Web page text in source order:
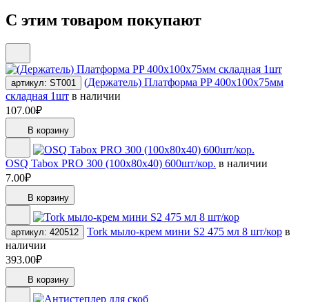
С этим товаром покупают
артикул: ST001
(Держатель) Платформа PP 400х100х75мм
складная 1шт в наличии
107.00₽
В корзину
OSQ Tabox PRO 300 (100x80x40) 600шт/кор. в наличии
7.00₽
В корзину
артикул: 420512 Tork мыло-крем мини S2 475 мл 8 шт/кор в
наличии
393.00₽
В корзину